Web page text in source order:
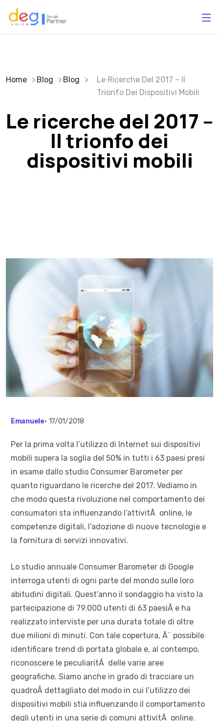
Home Blog Blog
Le Ricerche Del 2017 – Il
Trionfo Dei Dispositivi Mobili
Le ricerche del 2017 –
Il trionfo dei
dispositivi mobili
Emanuele• 17/01/2018
Per la prima volta l’utilizzo di Internet sui dispositivi
mobili supera la soglia del 50% in tutti i 63 paesi presi
in esame dallo studio Consumer Barometer per
quanto riguardano le ricerche del 2017. Vediamo in
che modo questa rivoluzione nel comportamento dei
consumatori sta influenzando l’attivitÃ online, le
competenze digitali, l’adozione di nuove tecnologie e
la fornitura di servizi innovativi.
Lo studio annuale Consumer Barometer di Google
interroga utenti di ogni parte del mondo sulle loro
abitudini digitali. Quest’anno il sondaggio ha visto la
partecipazione di 79.000 utenti di 63 paesiÂ e ha
realizzato interviste per una durata totale di oltre
due milioni di minuti. Con tale copertura, Ã¨ possibile
identificare trend di portata globale e, al contempo,
riconoscere le peculiaritÃ delle varie aree
geografiche. Siamo anche in grado di tracciare un
quadroÂ dettagliato del modo in cui l’utilizzo dei
dispositivi mobili stia influenzando il comportamento
degli utenti in una serie di comuni attivitÃ online.